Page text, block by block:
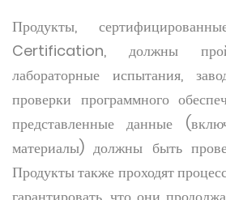
Продукты,
Certification, должны
лабораторные испытания,
проверки программного
представленные данные
материалы) должны быть
Продукты также проходят